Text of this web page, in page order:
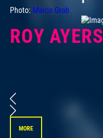
Photo: Marco Grob
ROY AYERS
MORE